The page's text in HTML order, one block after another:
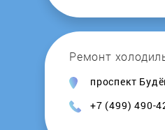
Ремонт
проспект
+7 (499) 490-